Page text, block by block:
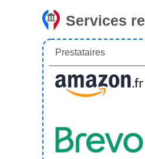
Services
Prestataires